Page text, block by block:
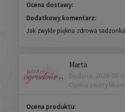
Ocena dostawy:
Dodatkowy komentarz:
Jak zwykle piękna zdrowa
Marta
Dodano: 2026-08-
Opinia
Ocena produktu: